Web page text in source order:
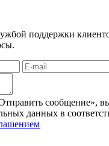
поддержки
сообщение»,
данных в